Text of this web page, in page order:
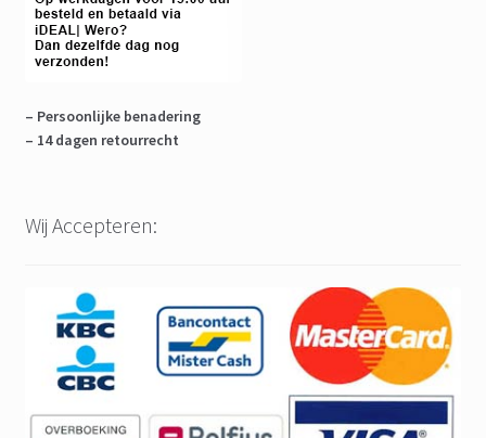
– Persoonlijke benadering
– 14 dagen retourrecht
Wij Accepteren: